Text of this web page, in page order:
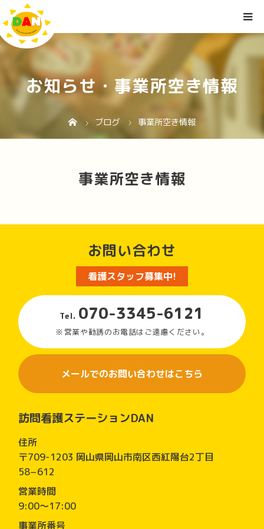
お知らせ・事業所空き情報
ブログ 事業所空き情報
事業所空き情報
お問い合わせ
看護スタッフ募集中!
Tel. 070-3345-6121
営業や勧誘のお電話はご遠慮ください。
メールでのお問い合わせはこちら
訪問看護ステーションDAN
住所
〒709-1203 岡山県岡山市南区西紅陽台2丁目
58−612
営業時間
9:00～17:00
事業所番号